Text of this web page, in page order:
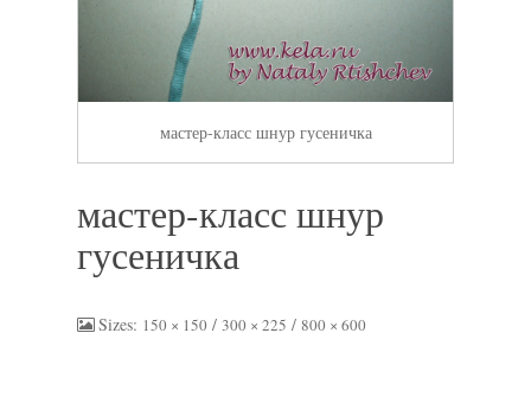
мастер-класс шнур гусеничка
мастер-класс шнур
гусеничка
Sizes: 150 × 150 / 300 × 225 / 800 × 600